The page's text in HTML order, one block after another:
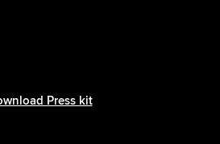
Press kit